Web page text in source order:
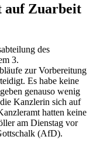
auf Zuarbeit
des
3.
zur Vorbereitung
Es habe keine
genauso wenig
Kanzlerin sich auf
hatten keine
am Dienstag vor
(AfD).